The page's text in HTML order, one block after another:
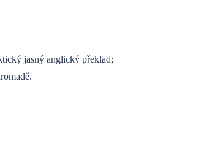
jasný anglický překlad;